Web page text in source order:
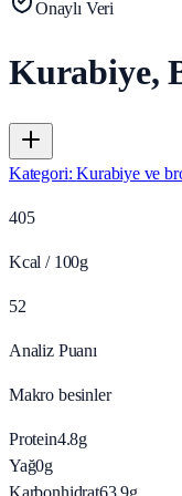
Onaylı Veri
Kurabiye,
Kategori:Kurabiye ve
405
Kcal / 100g
52
Analiz Puanı
Makro besinler
Protein4.8g
Yağ0g
Karbonhidrat63.9g